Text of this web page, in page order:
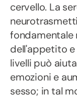
cervello. La
fondamentale
dell'appetito e
livelli può
emozioni e
sesso; in tal